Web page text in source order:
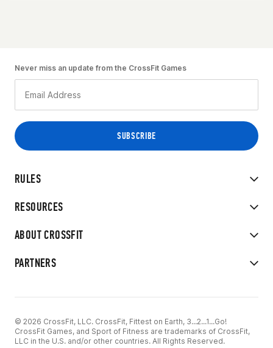
RULES
RESOURCES
ABOUT CROSSFIT
PARTNERS
Never miss an update from the CrossFit Games
© 2026 CrossFit, LLC. CrossFit, Fittest on Earth, 3...2...1...Go!
CrossFit Games, and Sport of Fitness are trademarks of CrossFit,
LLC in the U.S. and/or other countries. All Rights Reserved.